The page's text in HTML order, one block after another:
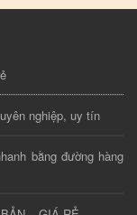
nghiệp, uy tín
bằng đường hàng